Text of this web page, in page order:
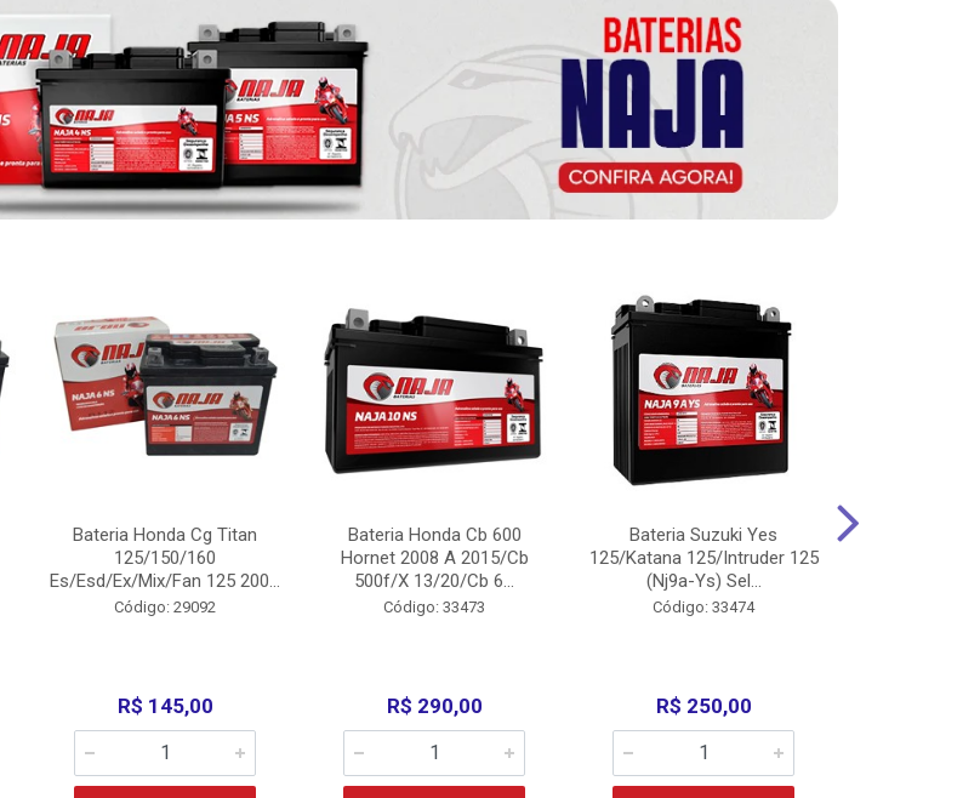
Bateria Honda Cg Titan
125/150/160
Es/Esd/Ex/Mix/Fan 125 200...
Código: 29092
R$ 145,00
Bateria Honda Cb 600
Hornet 2008 A 2015/Cb
500f/X 13/20/Cb 6...
Código: 33473
R$ 290,00
Bateria Suzuki Yes
125/Katana 125/Intruder 125
(Nj9a-Ys) Sel...
Código: 33474
R$ 250,00